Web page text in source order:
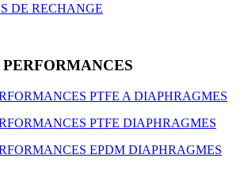
DE RECHANGE
PTFE A DIAPHRAGMES
PTFE DIAPHRAGMES
EPDM DIAPHRAGMES